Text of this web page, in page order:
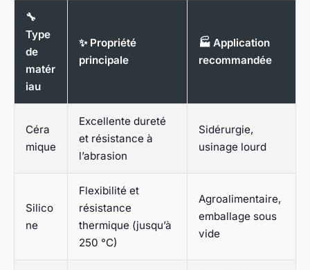
🔧
Type
de
matér
iau
✨ Propriété
principale
🏭 Application
recommandée
Céra
mique
Excellente dureté
et résistance à
l’abrasion
Sidérurgie,
usinage lourd
Silico
ne
Flexibilité et
résistance
thermique (jusqu’à
250 °C)
Agroalimentaire,
emballage sous
vide